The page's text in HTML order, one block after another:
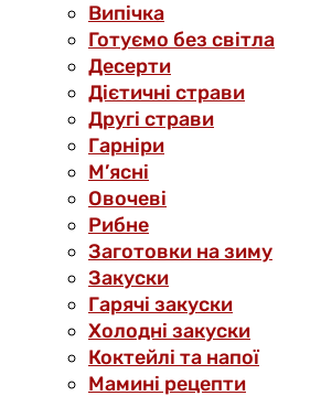
Випічка
Готуємо без світла
Десерти
Дієтичні страви
Другі страви
Гарніри
М’ясні
Овочеві
Рибне
Заготовки на зиму
Закуски
Гарячі закуски
Холодні закуски
Коктейлі та напої
Мамині рецепти